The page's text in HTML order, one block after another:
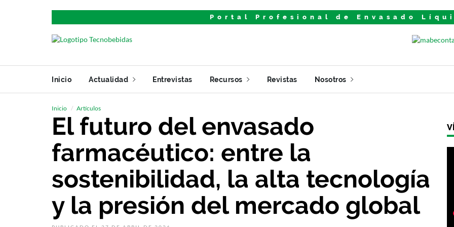
Portal Profesional de Envasado
Inicio Actualidad Entrevistas Recursos Revistas Nosotros
Inicio Artículos
El futuro del envasado
farmacéutico: entre la
sostenibilidad, la alta tecnología
y la presión del mercado global